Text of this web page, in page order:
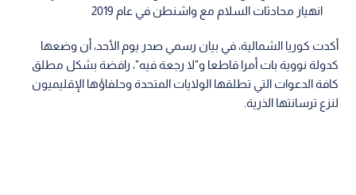
انهيار محادثات السلام مع واشنطن في عام 2019
أكدت كوريا الشمالية، في بيان رسمي صدر يوم الأحد، أن وضعها
كدولة نووية بات أمرا قاطعا و"لا رجعة فيه"، رافضة بشكل مطلق
كافة الدعوات التي تطلقها الولايات المتحدة وحلفاؤها الإقليميون
لنزع ترسانتها الذرية.